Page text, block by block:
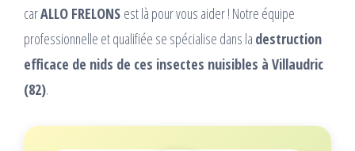
carALLO FRELONS est là pour vous aider ! Notre équipe
professionnelle et qualifiée se spécialise dans la destruction
efficace de nids de ces insectes nuisibles à Villaudric
(82).